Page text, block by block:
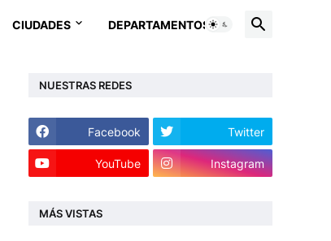
CIUDADES DEPARTAMENTOS
NUESTRAS REDES
Facebook Twitter
YouTube Instagram
MÁS VISTAS